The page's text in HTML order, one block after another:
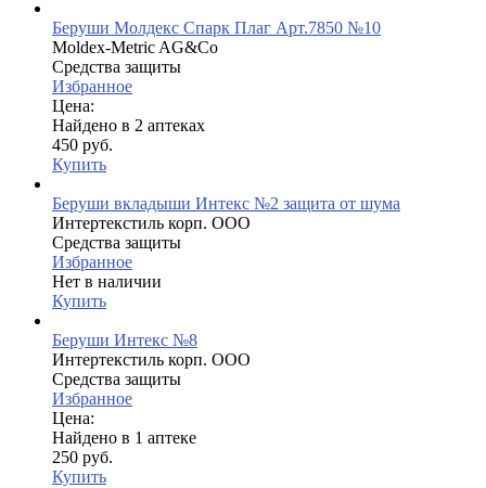
Беруши Молдекс Спарк Плаг Арт.7850 №10
Moldex-Metric AG&Co
Средства защиты
Избранное
Цена:
Найдено в 2 аптеках
450 руб.
Купить
Беруши вкладыши Интекс №2 защита от шума
Интертекстиль корп. ООО
Средства защиты
Избранное
Нет в наличии
Купить
Беруши Интекс №8
Интертекстиль корп. ООО
Средства защиты
Избранное
Цена:
Найдено в 1 аптеке
250 руб.
Купить